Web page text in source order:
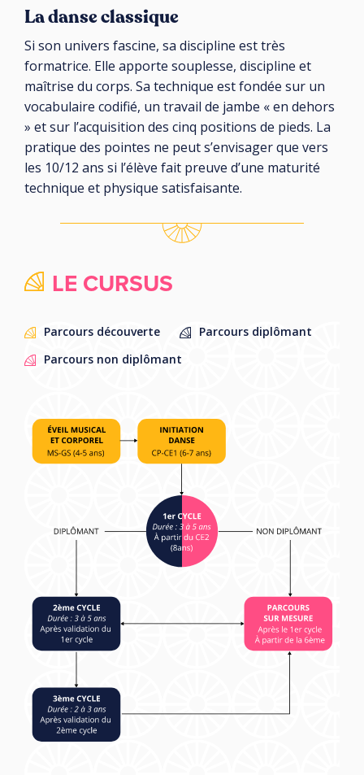
La danse classique
Si son univers fascine, sa discipline est très
formatrice. Elle apporte souplesse, discipline et
maîtrise du corps. Sa technique est fondée sur un
vocabulaire codifié, un travail de jambe « en dehors
» et sur l’acquisition des cinq positions de pieds. La
pratique des pointes ne peut s’envisager que vers
les 10/12 ans si l’élève fait preuve d’une maturité
technique et physique satisfaisante.
LE CURSUS
Parcours découverte
Parcours diplômant
Parcours non diplômant